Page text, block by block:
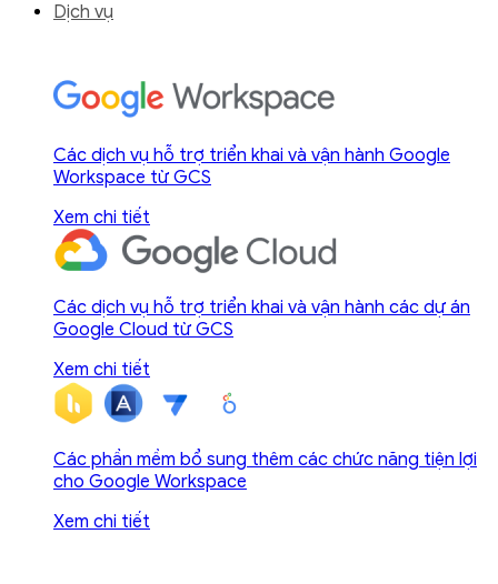
Dịch vụ
Các dịch vụ hỗ trợ triển khai và vận hành Google
Workspace từ GCS
Xem chi tiết
Các dịch vụ hỗ trợ triển khai và vận hành các dự án
Google Cloud từ GCS
Xem chi tiết
Các phần mềm bổ sung thêm các chức năng tiện lợi
cho Google Workspace
Xem chi tiết